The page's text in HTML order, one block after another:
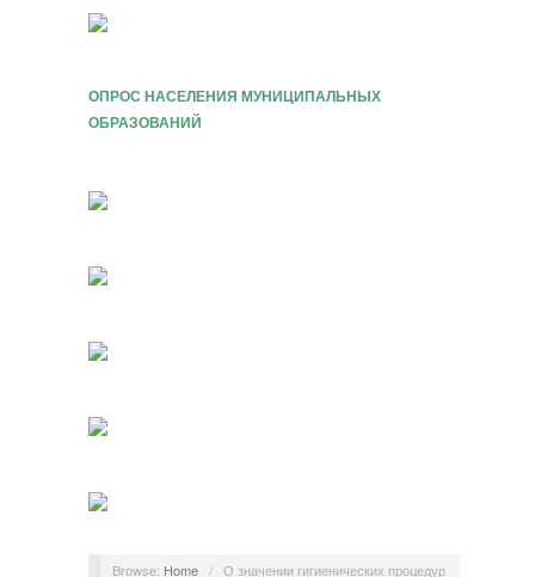
ОПРОС НАСЕЛЕНИЯ МУНИЦИПАЛЬНЫХ
ОБРАЗОВАНИЙ
Browse: Home / О значении гигиенических процедур